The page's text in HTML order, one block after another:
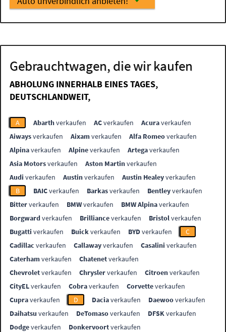
Gebrauchtwagen, die wir kaufen
ABHOLUNG INNERHALB EINES TAGES,
DEUTSCHLANDWEIT,
A Abarthverkaufen ACverkaufen Acuraverkaufen
Aiwaysverkaufen Aixamverkaufen Alfa Romeoverkaufen
Alpinaverkaufen Alpineverkaufen Artegaverkaufen
Asia Motorsverkaufen Aston Martinverkaufen
Audi verkaufen Austinverkaufen Austin Healeyverkaufen
B
BAICverkaufen Barkasverkaufen Bentleyverkaufen
Bitterverkaufen BMWverkaufen BMW Alpinaverkaufen
Borgwardverkaufen Brillianceverkaufen Bristolverkaufen
Bugatti verkaufen Buickverkaufen BYDverkaufen
C
Cadillac verkaufen Callawayverkaufen Casalini verkaufen
Caterhamverkaufen Chatenetverkaufen
Chevroletverkaufen Chryslerverkaufen Citroenverkaufen
CityELverkaufen Cobraverkaufen Corvetteverkaufen
Cupraverkaufen D Daciaverkaufen Daewooverkaufen
Daihatsu verkaufen DeTomasoverkaufen DFSKverkaufen
Dodgeverkaufen Donkervoortverkaufen